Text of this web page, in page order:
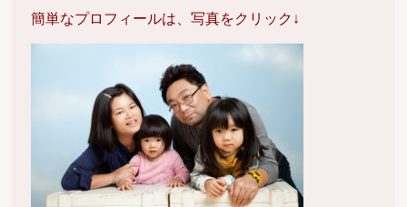
簡単なプロフィールは、写真をクリック↓